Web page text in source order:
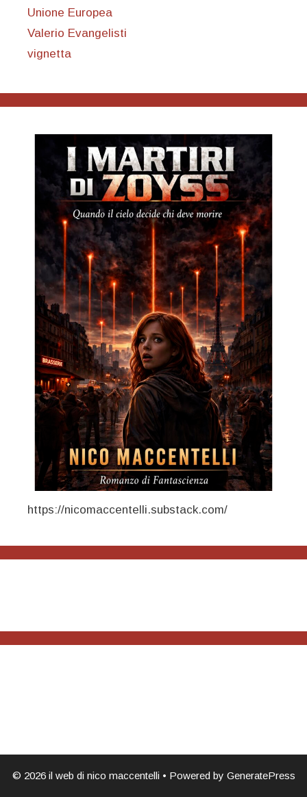
Unione Europea
Valerio Evangelisti
vignetta
https://nicomaccentelli.substack.com/
© 2026 il web di nico maccentelli• Powered by GeneratePress